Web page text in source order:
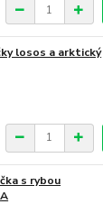
losos a arktický
s rybou